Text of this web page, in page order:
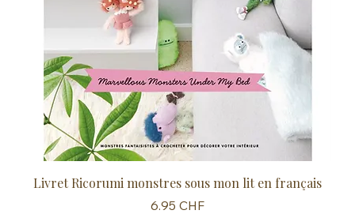
Livret Ricorumi monstres sous mon lit en français
Prix
6.95 CHF